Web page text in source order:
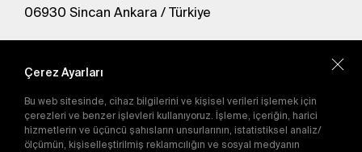
06930 Sincan Ankara / Türkiye
abone olun.
Gönder
Abone olarakGizlilik Politikası'nı
kabul etmiş
Çerez Ayarları
Bu web sitesinde, cihaz bilgilerini ve kişisel verileri işlemek için
çerezleri ve benzer işlevleri kullanıyoruz. İşleme, içeriğin, harici
hizmetlerin ve üçüncü şahısların unsurlarının, istatistiksel analiz/
ölçümün, kişiselleştirilmiş reklamcılığın ve sosyal medyanın